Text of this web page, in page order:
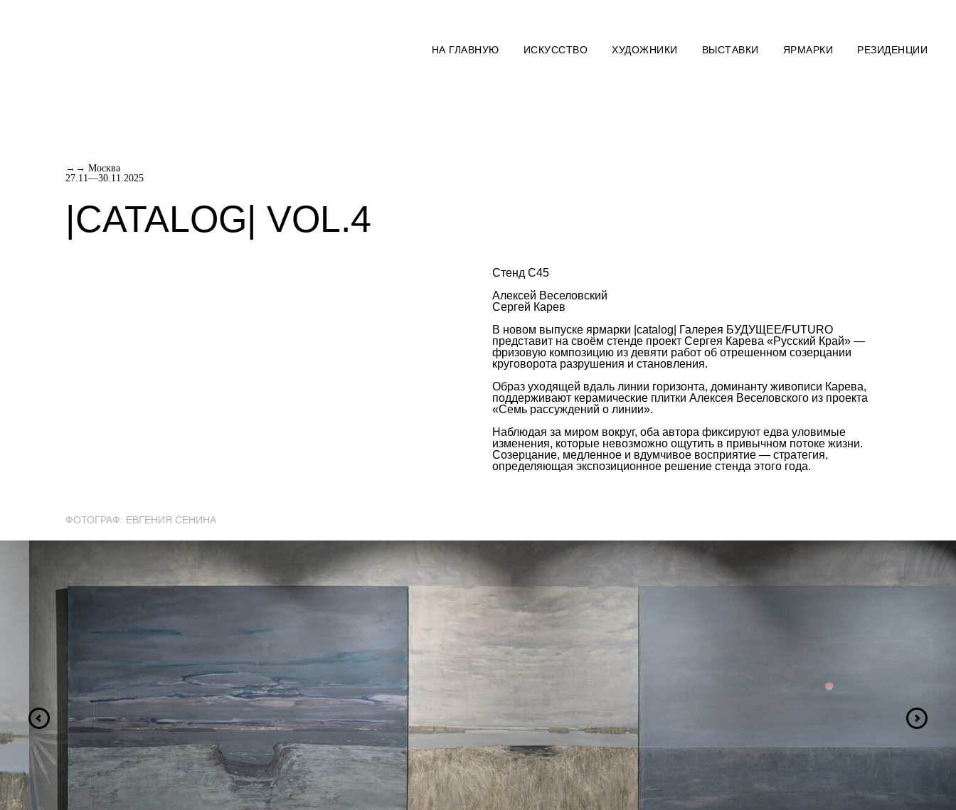
НА ГЛАВНУЮ ИСКУССТВО ХУДОЖНИКИ ВЫСТАВКИ ЯРМАРКИ РЕЗИДЕНЦИИ
→→ Москва
27.11—30.11.2025
|CATALOG| VOL.4
Стенд C45
Алексей Веселовский
Сергей Карев
В новом выпуске ярмарки |catalog| Галерея БУДУЩЕЕ/FUTURO
представит на своём стенде проект Сергея Карева «Русский Край» —
фризовую композицию из девяти работ об отрешенном созерцании
круговорота разрушения и становления.
Образ уходящей вдаль линии горизонта, доминанту живописи Карева,
поддерживают керамические плитки Алексея Веселовского из проекта
«Семь рассуждений о линии».
Наблюдая за миром вокруг, оба автора фиксируют едва уловимые
изменения, которые невозможно ощутить в привычном потоке жизни.
Созерцание, медленное и вдумчивое восприятие — стратегия,
определяющая экспозиционное решение стенда этого года.
ФОТОГРАФ: ЕВГЕНИЯ СЕНИНА